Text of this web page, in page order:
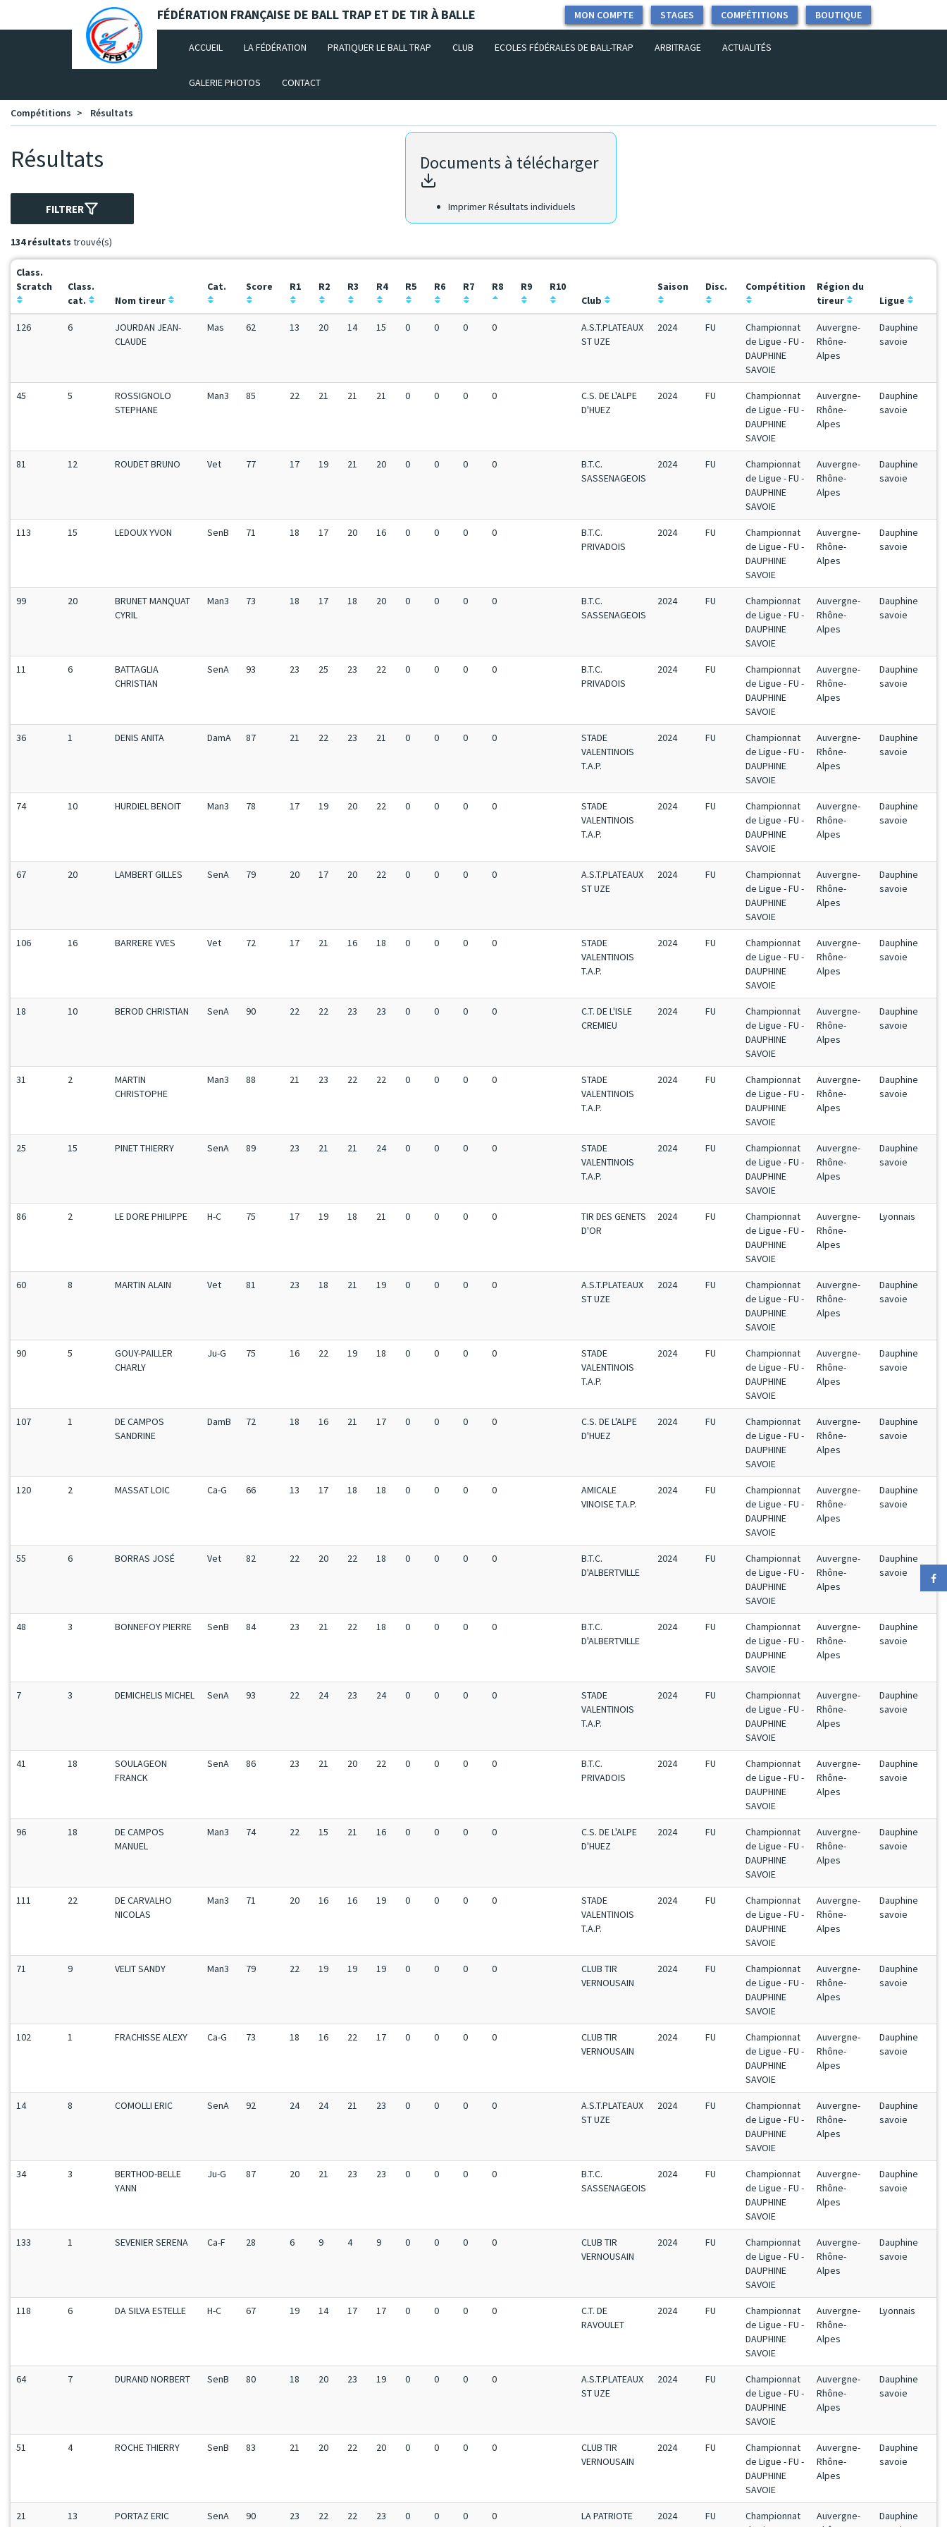
Panneau de gestion des cookies FÉDÉRATION FRANÇAISE DE BALL TRAP ET DE TIR À BALLE BOUTIQUE
COMPÉTITIONS
STAGES
MON COMPTE
ACCUEIL (CURRENT)
LA FÉDÉRATION PRATIQUER LE BALL TRAP CLUB ECOLES FÉDÉRALES DE BALL-TRAP ARBITRAGE ACTUALITÉS
GALERIE PHOTOS CONTACT
Compétitions Résultats
Résultats
FILTRER
134 résultats trouvé(s)
Documents à télécharger
Imprimer Résultats individuels
Class.
Scratch
Class.
cat.
Nom tireur
Cat. Score R1 R2 R3 R4 R5 R6 R7 R8 R9
R10
Club
Saison Disc. Compétition
Région du
tireur
Ligue
126 6
JOURDAN JEAN-
CLAUDE
Mas 62 13 20 14 15 0 0 0 0
A.S.T.PLATEAUX
ST UZE
2024 FU
Championnat
de Ligue - FU -
DAUPHINE
SAVOIE
Auvergne-
Rhône-
Alpes
Dauphine
savoie
45 5
ROSSIGNOLO
STEPHANE
Man3 85 22 21 21 21 0 0 0 0
C.S. DE L'ALPE
D'HUEZ
2024 FU
Championnat
de Ligue - FU -
DAUPHINE
SAVOIE
Auvergne-
Rhône-
Alpes
Dauphine
savoie
81 12 ROUDET BRUNO Vet 77 17 19 21 20 0 0 0 0
B.T.C.
SASSENAGEOIS
2024 FU
Championnat
de Ligue - FU -
DAUPHINE
SAVOIE
Auvergne-
Rhône-
Alpes
Dauphine
savoie
113 15 LEDOUX YVON SenB 71 18 17 20 16 0 0 0 0
B.T.C.
PRIVADOIS
2024 FU
Championnat
de Ligue - FU -
DAUPHINE
SAVOIE
Auvergne-
Rhône-
Alpes
Dauphine
savoie
99 20
BRUNET MANQUAT
CYRIL
Man3 73 18 17 18 20 0 0 0 0
B.T.C.
SASSENAGEOIS
2024 FU
Championnat
de Ligue - FU -
DAUPHINE
SAVOIE
Auvergne-
Rhône-
Alpes
Dauphine
savoie
11 6
BATTAGLIA
CHRISTIAN
SenA 93 23 25 23 22 0 0 0 0
B.T.C.
PRIVADOIS
2024 FU
Championnat
de Ligue - FU -
DAUPHINE
SAVOIE
Auvergne-
Rhône-
Alpes
Dauphine
savoie
36 1 DENIS ANITA DamA 87 21 22 23 21 0 0 0 0
STADE
VALENTINOIS
T.A.P.
2024 FU
Championnat
de Ligue - FU -
DAUPHINE
SAVOIE
Auvergne-
Rhône-
Alpes
Dauphine
savoie
74 10 HURDIEL BENOIT Man3 78 17 19 20 22 0 0 0 0
STADE
VALENTINOIS
T.A.P.
2024 FU
Championnat
de Ligue - FU -
DAUPHINE
SAVOIE
Auvergne-
Rhône-
Alpes
Dauphine
savoie
67 20 LAMBERT GILLES SenA 79 20 17 20 22 0 0 0 0
A.S.T.PLATEAUX
ST UZE
2024 FU
Championnat
de Ligue - FU -
DAUPHINE
SAVOIE
Auvergne-
Rhône-
Alpes
Dauphine
savoie
106 16 BARRERE YVES Vet 72 17 21 16 18 0 0 0 0
STADE
VALENTINOIS
T.A.P.
2024 FU
Championnat
de Ligue - FU -
DAUPHINE
SAVOIE
Auvergne-
Rhône-
Alpes
Dauphine
savoie
18 10 BEROD CHRISTIAN SenA 90 22 22 23 23 0 0 0 0
C.T. DE L'ISLE
CREMIEU
2024 FU
Championnat
de Ligue - FU -
DAUPHINE
SAVOIE
Auvergne-
Rhône-
Alpes
Dauphine
savoie
31 2
MARTIN
CHRISTOPHE
Man3 88 21 23 22 22 0 0 0 0
STADE
VALENTINOIS
T.A.P.
2024 FU
Championnat
de Ligue - FU -
DAUPHINE
SAVOIE
Auvergne-
Rhône-
Alpes
Dauphine
savoie
25 15 PINET THIERRY SenA 89 23 21 21 24 0 0 0 0
STADE
VALENTINOIS
T.A.P.
2024 FU
Championnat
de Ligue - FU -
DAUPHINE
SAVOIE
Auvergne-
Rhône-
Alpes
Dauphine
savoie
86 2 LE DORE PHILIPPE H-C 75 17 19 18 21 0 0 0 0
TIR DES GENETS
D'OR
2024 FU
Championnat
de Ligue - FU -
DAUPHINE
SAVOIE
Auvergne-
Rhône-
Alpes
Lyonnais
60 8 MARTIN ALAIN Vet 81 23 18 21 19 0 0 0 0
A.S.T.PLATEAUX
ST UZE
2024 FU
Championnat
de Ligue - FU -
DAUPHINE
SAVOIE
Auvergne-
Rhône-
Alpes
Dauphine
savoie
90 5
GOUY-PAILLER
CHARLY
Ju-G 75 16 22 19 18 0 0 0 0
STADE
VALENTINOIS
T.A.P.
2024 FU
Championnat
de Ligue - FU -
DAUPHINE
SAVOIE
Auvergne-
Rhône-
Alpes
Dauphine
savoie
107 1
DE CAMPOS
SANDRINE
DamB 72 18 16 21 17 0 0 0 0
C.S. DE L'ALPE
D'HUEZ
2024 FU
Championnat
de Ligue - FU -
DAUPHINE
SAVOIE
Auvergne-
Rhône-
Alpes
Dauphine
savoie
120 2 MASSAT LOIC Ca-G 66 13 17 18 18 0 0 0 0
AMICALE
VINOISE T.A.P.
2024 FU
Championnat
de Ligue - FU -
DAUPHINE
SAVOIE
Auvergne-
Rhône-
Alpes
Dauphine
savoie
55 6 BORRAS JOSÉ Vet 82 22 20 22 18 0 0 0 0
B.T.C.
D'ALBERTVILLE
2024 FU
Championnat
de Ligue - FU -
DAUPHINE
SAVOIE
Auvergne-
Rhône-
Alpes
Dauphine
savoie
48 3 BONNEFOY PIERRE SenB 84 23 21 22 18 0 0 0 0
B.T.C.
D'ALBERTVILLE
2024 FU
Championnat
de Ligue - FU -
DAUPHINE
SAVOIE
Auvergne-
Rhône-
Alpes
Dauphine
savoie
7 3 DEMICHELIS MICHEL SenA 93 22 24 23 24 0 0 0 0
STADE
VALENTINOIS
T.A.P.
2024 FU
Championnat
de Ligue - FU -
DAUPHINE
SAVOIE
Auvergne-
Rhône-
Alpes
Dauphine
savoie
41 18
SOULAGEON
FRANCK
SenA 86 23 21 20 22 0 0 0 0
B.T.C.
PRIVADOIS
2024 FU
Championnat
de Ligue - FU -
DAUPHINE
SAVOIE
Auvergne-
Rhône-
Alpes
Dauphine
savoie
96 18
DE CAMPOS
MANUEL
Man3 74 22 15 21 16 0 0 0 0
C.S. DE L'ALPE
D'HUEZ
2024 FU
Championnat
de Ligue - FU -
DAUPHINE
SAVOIE
Auvergne-
Rhône-
Alpes
Dauphine
savoie
111 22
DE CARVALHO
NICOLAS
Man3 71 20 16 16 19 0 0 0 0
STADE
VALENTINOIS
T.A.P.
2024 FU
Championnat
de Ligue - FU -
DAUPHINE
SAVOIE
Auvergne-
Rhône-
Alpes
Dauphine
savoie
71 9 VELIT SANDY Man3 79 22 19 19 19 0 0 0 0
CLUB TIR
VERNOUSAIN
2024 FU
Championnat
de Ligue - FU -
DAUPHINE
SAVOIE
Auvergne-
Rhône-
Alpes
Dauphine
savoie
102 1 FRACHISSE ALEXY Ca-G 73 18 16 22 17 0 0 0 0
CLUB TIR
VERNOUSAIN
2024 FU
Championnat
de Ligue - FU -
DAUPHINE
SAVOIE
Auvergne-
Rhône-
Alpes
Dauphine
savoie
14 8 COMOLLI ERIC SenA 92 24 24 21 23 0 0 0 0
A.S.T.PLATEAUX
ST UZE
2024 FU
Championnat
de Ligue - FU -
DAUPHINE
SAVOIE
Auvergne-
Rhône-
Alpes
Dauphine
savoie
34 3
BERTHOD-BELLE
YANN
Ju-G 87 20 21 23 23 0 0 0 0
B.T.C.
SASSENAGEOIS
2024 FU
Championnat
de Ligue - FU -
DAUPHINE
SAVOIE
Auvergne-
Rhône-
Alpes
Dauphine
savoie
133 1 SEVENIER SERENA Ca-F 28 6 9 4 9 0 0 0 0
CLUB TIR
VERNOUSAIN
2024 FU
Championnat
de Ligue - FU -
DAUPHINE
SAVOIE
Auvergne-
Rhône-
Alpes
Dauphine
savoie
118 6 DA SILVA ESTELLE H-C 67 19 14 17 17 0 0 0 0
C.T. DE
RAVOULET
2024 FU
Championnat
de Ligue - FU -
DAUPHINE
SAVOIE
Auvergne-
Rhône-
Alpes
Lyonnais
64 7 DURAND NORBERT SenB 80 18 20 23 19 0 0 0 0
A.S.T.PLATEAUX
ST UZE
2024 FU
Championnat
de Ligue - FU -
DAUPHINE
SAVOIE
Auvergne-
Rhône-
Alpes
Dauphine
savoie
51 4 ROCHE THIERRY SenB 83 21 20 22 20 0 0 0 0
CLUB TIR
VERNOUSAIN
2024 FU
Championnat
de Ligue - FU -
DAUPHINE
SAVOIE
Auvergne-
Rhône-
Alpes
Dauphine
savoie
21 13 PORTAZ ERIC SenA 90 23 22 22 23 0 0 0 0 LA PATRIOTE 2024 FU
Championnat
Auvergne-
Dauphine